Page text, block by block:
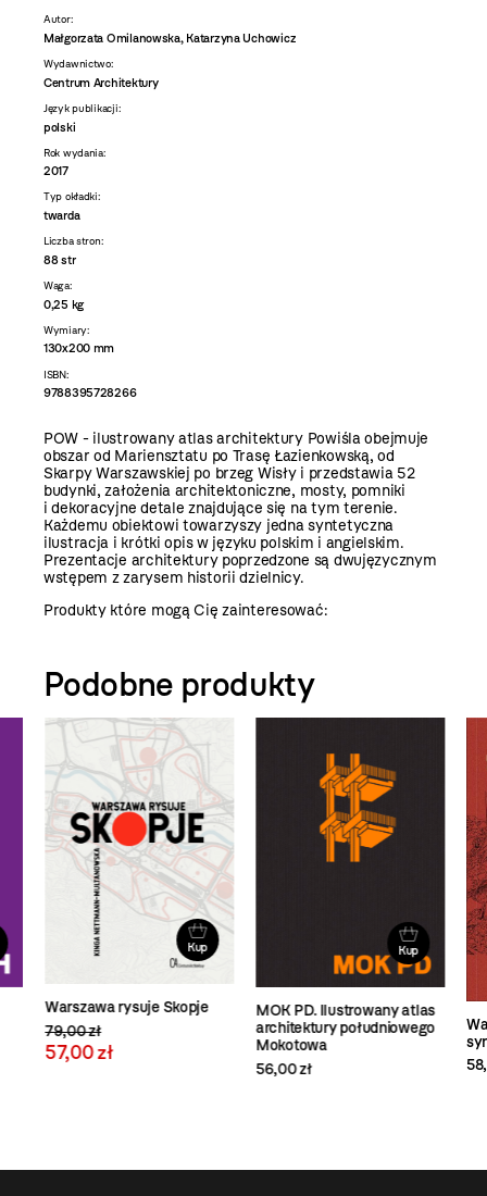
Autor:
Małgorzata Omilanowska, Katarzyna Uchowicz
Wydawnictwo:
Centrum Architektury
Język publikacji:
polski
Rok wydania:
2017
Typ okładki:
twarda
Liczba stron:
88 str
Waga:
0,25 kg
Wymiary:
130x200 mm
ISBN:
9788395728266
POW - ilustrowany atlas architektury Powiśla obejmuje
obszar od Mariensztatu po Trasę Łazienkowską, od
Skarpy Warszawskiej po brzeg Wisły i przedstawia 52
budynki, założenia architektoniczne, mosty, pomniki
i dekoracyjne detale znajdujące się na tym terenie.
Każdemu obiektowi towarzyszy jedna syntetyczna
ilustracja i krótki opis w języku polskim i angielskim.
Prezentacje architektury poprzedzone są dwujęzycznym
wstępem z zarysem historii dzielnicy.
Produkty które mogą Cię zainteresować:
Podobne produkty
Kup
Warszawa rysuje Skopje
79,00 zł
57,00 zł
Kup
MOK PD. Ilustrowany atlas
architektury południowego
Mokotowa
56,00 zł